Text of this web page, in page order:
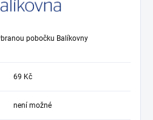
pobočku Balíkovny
69 Kč
není možné